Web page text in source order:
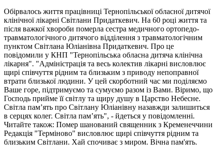
Обірвалось життя працівниці Тернопільської обласної дитячої
клінічної лікарні Світлани Придаткевич. На 60 році життя та
після важкої хвороби померла сестра медичного ортопедо-
травматологічного дитячого відділення з травматологічним
пунктом Світлана Юліанівна Придаткевич. Про це
повідомили у КНП "Тернопільська обласна дитяча клінічна
лікарня". "Адміністрація та весь колектив лікарні висловлює
щирі співчуття рідним та близьким з приводу непоправної
втрати близької людини. У цей скорботний час ми поділяємо
Ваше горе, підтримуємо та сумуємо разом із Вами. Віримо, що
Господь прийме її світлу та щиру душу в Царство Небесне.
Світла пам’ять про Світлану Юліанівну назавжди залишиться
в серцях колег. Світла пам’ять", - йдеться у повідомленні.
Читайте також: Помер шанований священник з Кременеччини
Редакція "Терміново" висловлює щирі співчуття рідним та
близьким Світлани. Хай спочиває з миром. Вічна пам'ять.